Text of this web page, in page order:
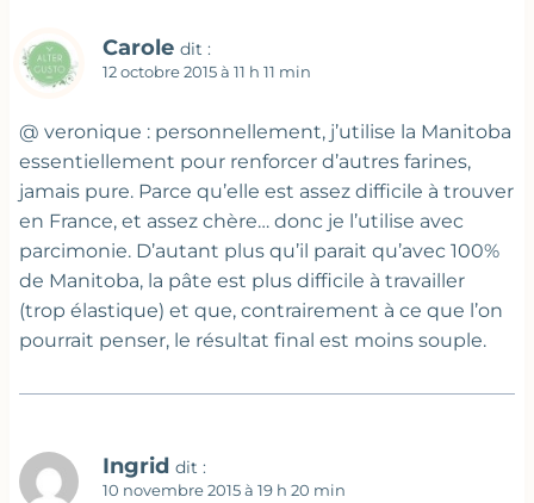
Carole dit :
12 octobre 2015 à 11 h 11 min
@ veronique : personnellement, j’utilise la Manitoba
essentiellement pour renforcer d’autres farines,
jamais pure. Parce qu’elle est assez difficile à trouver
en France, et assez chère… donc je l’utilise avec
parcimonie. D’autant plus qu’il parait qu’avec 100%
de Manitoba, la pâte est plus difficile à travailler
(trop élastique) et que, contrairement à ce que l’on
pourrait penser, le résultat final est moins souple.
Ingrid dit :
10 novembre 2015 à 19 h 20 min